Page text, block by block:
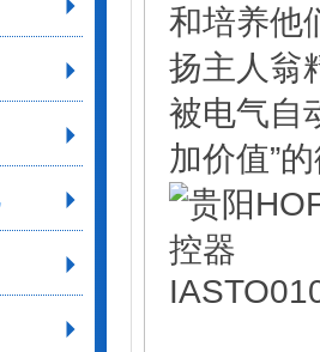
和培养他
扬主人翁
被电气自
加价值”